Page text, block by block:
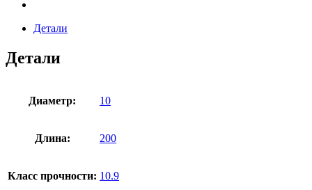
Детали
Детали
Диаметр: 10
Длина: 200
Класс прочности: 10.9